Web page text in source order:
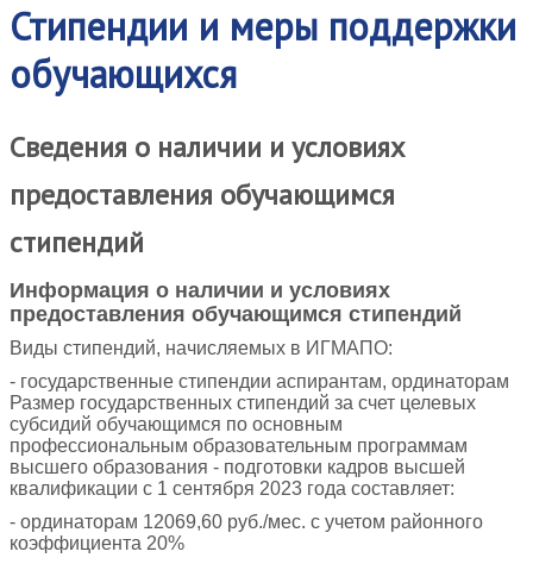
Стипендии и меры поддержки
обучающихся
Сведения о наличии и условиях
предоставления обучающимся
стипендий
Информация о наличии и условиях
предоставления обучающимся стипендий
Виды стипендий, начисляемых в ИГМАПО:
- государственные стипендии аспирантам, ординаторам
Размер государственных стипендий за счет целевых
субсидий обучающимся по основным
профессиональным образовательным программам
высшего образования - подготовки кадров высшей
квалификации с 1 сентября 2023 года составляет:
- ординаторам 12069,60 руб./мес. с учетом районного
коэффициента 20%